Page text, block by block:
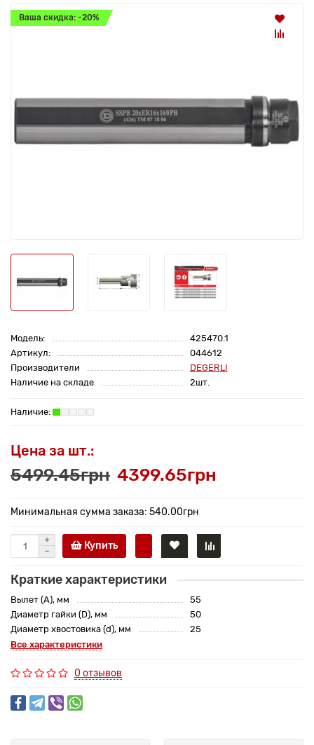
Ваша скидка: -20%
Модель:
425470.1
Артикул:
044612
Производители
DEGERLI
Наличие на складе
2шт.
Цена за шт.:
5499.45грн 4399.65грн
Минимальная сумма заказа: 540.00грн
Купить
Краткие характеристики
Вылет (A), мм
55
Диаметр гайки (D), мм
50
Диаметр хвостовика (d), мм
25
Все характеристики
0 отзывов